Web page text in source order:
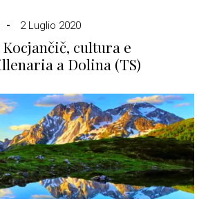
2 Luglio 2020
cultura e
a Dolina (TS)